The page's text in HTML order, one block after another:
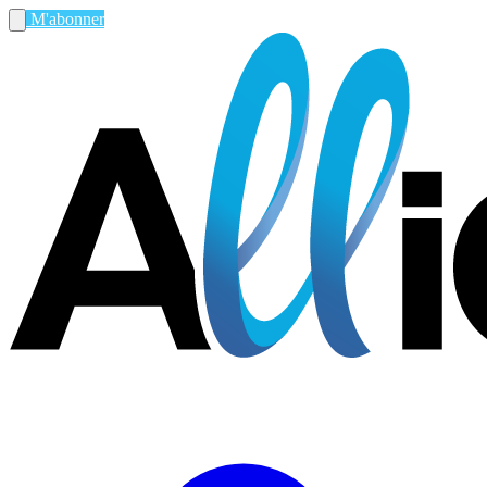
M'abonner